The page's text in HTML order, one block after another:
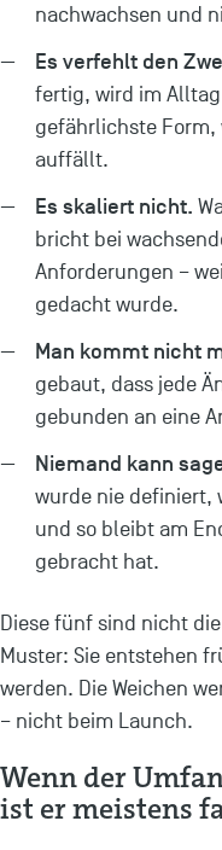
nachwachsen und
Es verfehlt den
fertig, wird im
gefährlichste
auffällt.
Es skaliert nicht.
bricht bei
Anforderungen –
gedacht wurde.
Man kommt nicht
gebaut, dass jede
gebunden an eine
Niemand kann
wurde nie definiert,
und so bleibt am
gebracht hat.
Diese fünf sind nicht
Muster: Sie entstehen
werden. Die Weichen
– nicht beim Launch.
Wenn der
ist er meistens